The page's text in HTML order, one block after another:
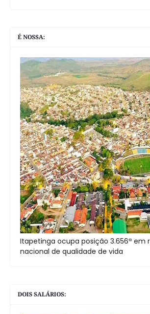
É NOSSA:
Itapetinga ocupa posição 3.656ª em
nacional de qualidade de vida
DOIS SALÁRIOS: